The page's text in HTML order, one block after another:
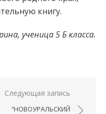
книгу.
ученица 5 Б класса.
Следующая запись
“НОВОУРАЛЬСКИЙ